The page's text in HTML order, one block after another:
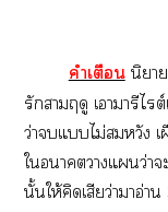
คำเตือนนิยา
รักาฤดู เามารีไ
ว่าแไม่สมหวัง
ใาาแว่า
นั้นให้คิดเสียว่าาอ่า